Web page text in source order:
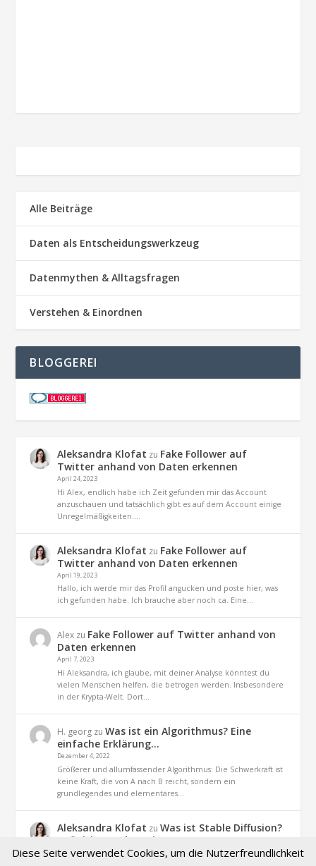
Alle Beiträge
Daten als Entscheidungswerkzeug
Datenmythen & Alltagsfragen
Verstehen & Einordnen
BLOGGEREI
Aleksandra Klofat zu Fake Follower auf
Twitter anhand von Daten erkennen
April 24, 2023
Hi Alex, endlich habe ich Zeit gefunden mir das Account
anzuschauen und tatsächlich gibt es auf dem Account einige
Unregelmäßigkeiten.…
Aleksandra Klofat zu Fake Follower auf
Twitter anhand von Daten erkennen
April 19, 2023
Hallo, ich werde mir das Profil angucken und poste hier, was
ich gefunden habe. Ich brauche aber noch ca. Eine…
Alex zu Fake Follower auf Twitter anhand von
Daten erkennen
April 7, 2023
Hi Aleksandra, ich glaube, mit deiner Analyse könntest du
vielen Menschen helfen, die betrogen werden. Insbesondere
in der Krypta-Welt. Dort…
H. georg zuWas ist ein Algorithmus? Eine
einfache Erklärung…
Dezember 4, 2022
Größerer und allumfassender Algorithmus: Die Schwerkraft ist
keine Kraft, die von A nach B reicht, sondern ein
grundlegendes und elementares…
Aleksandra Klofat zuWas ist Stable Diffusion?
Definition und Praxis
November 9, 2022
Diese Seite verwendet Cookies, um die Nutzerfreundlichkeit